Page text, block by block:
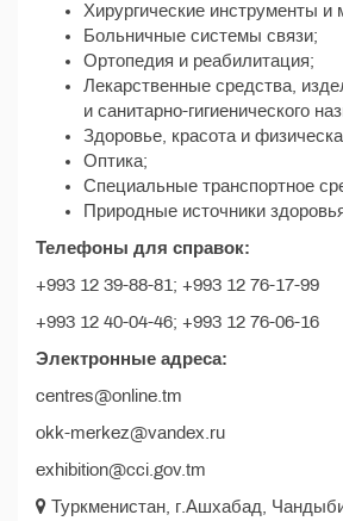
Хирургические инструменты и
Больничные системы связи;
Ортопедия и реабилитация;
Лекарственные средства,
и санитарно-гигиенического
Здоровье, красота и
Оптика;
Специальные транспортное
Природные источники
Телефоны для справок:
+993 12 39-88-81; +993 12 76-17-99
+993 12 40-04-46; +993 12 76-06-16
Электронные адреса:
centres@online.tm
okk-merkez@vandex.ru
exhibition@cci.gov.tm
Туркменистан, г.Ашхабад,